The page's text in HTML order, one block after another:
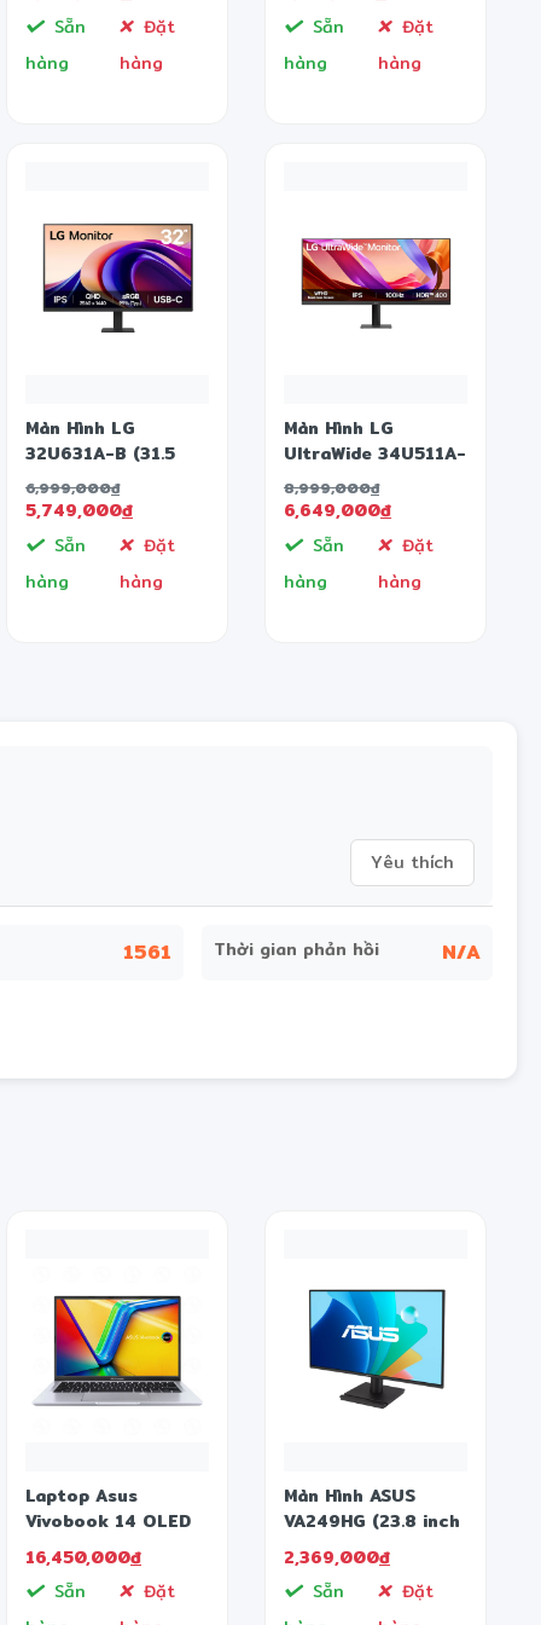
Sẵn
hàng
Đặt
hàng
300Hz - 1ms -
Speaker)
Sẵn
hàng
Đặt
hàng
Màn Hình LG
32U631A-B (31.5
inch - IPS - QHD -
100Hz - 5ms)
6,999,000đ
5,749,000đ
Sẵn
hàng
Đặt
hàng
Màn Hình LG
UltraWide 34U511A-
B (34 inch - IPS -
WFHD - 100Hz -
8,999,000đ
6,649,000đ
Sẵn
hàng
Đặt
hàng
Yêu thích
1561 Thời gian phản hồi N/A
Laptop Asus
Vivobook 14 OLED
A1405VA-KM095W
(Core i5-13500H |
16GB | 512GB | Intel
16,450,000đ
Sẵn
Đặt
Màn Hình ASUS
VA249HG (23.8 inch
- IPS - FHD - 120Hz
- 1ms)
2,369,000đ
Sẵn
Đặt